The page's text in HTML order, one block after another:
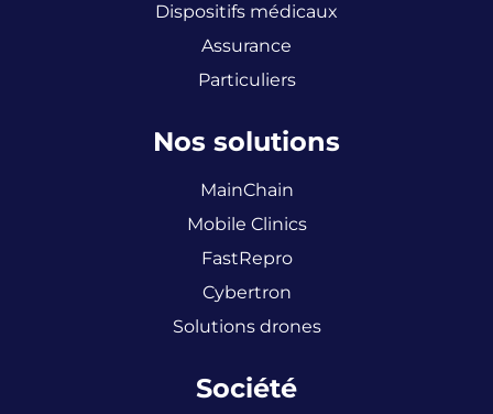
Dispositifs médicaux
Assurance
Particuliers
Nos solutions
MainChain
Mobile Clinics
FastRepro
Cybertron
Solutions drones
Société